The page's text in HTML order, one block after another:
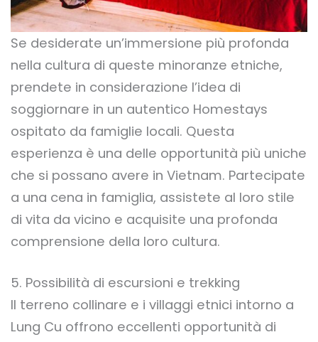
Se desiderate un’immersione più profonda
nella cultura di queste minoranze etniche,
prendete in considerazione l’idea di
soggiornare in un autentico Homestays
ospitato da famiglie locali. Questa
esperienza è una delle opportunità più uniche
che si possano avere in Vietnam. Partecipate
a una cena in famiglia, assistete al loro stile
di vita da vicino e acquisite una profonda
comprensione della loro cultura.
5. Possibilità di escursioni e trekking
Il terreno collinare e i villaggi etnici intorno a
Lung Cu offrono eccellenti opportunità di